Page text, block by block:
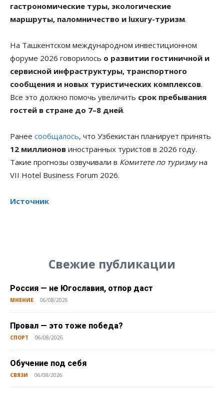
гастрономические туры, экологические
маршруты, паломничество и luxury-туризм.
На Ташкентском международном инвестиционном
форуме 2026 говорилось о развитии гостиничной и
сервисной инфраструктуры, транспортного
сообщения и новых туристических комплексов.
Все это должно помочь увеличить срок пребывания
гостей в стране до 7–8 дней.
Ранее сообщалось, что Узбекистан планирует принять
12 миллионов иностранных туристов в 2026 году.
Такие прогнозы озвучивали в Комитете по туризмуна
VII Hotel Business Forum 2026.
Источник
Свежие публикации
Россия — не Югославия, отпор даст
МНЕНИЕ 06/08/2026
Провал — это тоже победа?
СПОРТ 06/08/2026
Обучение под себя
СВЯЗИ 06/08/2026